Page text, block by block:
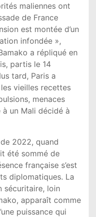
maliennes ont
de France
est montée d’un
infondée »,
a répliqué en
partis le 14
tard, Paris a
vieilles recettes
menaces
un Mali décidé à
2022, quand
été sommé de
française s’est
diplomatiques. La
sécuritaire, loin
apparaît comme
puissance qui